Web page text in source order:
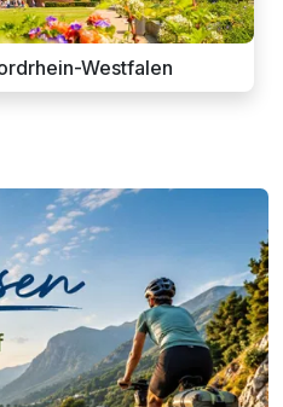
Westfalen